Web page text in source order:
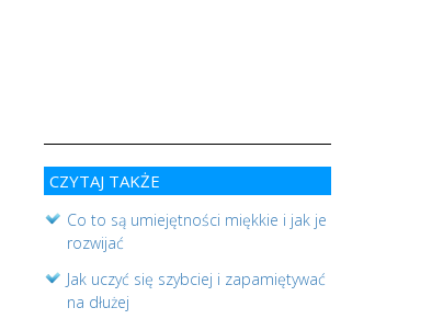
CZYTAJ TAKŻE
Co to są umiejętności miękkie i jak je
rozwijać
Jak uczyć się szybciej i zapamiętywać
na dłużej